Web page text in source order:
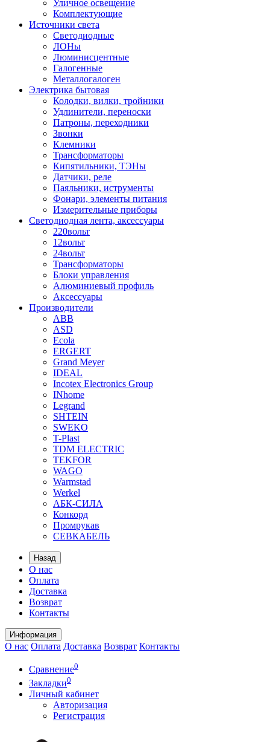
Уличное освещение
Комплектующие
Источники света
Светодиодные
ЛОНы
Люминисцентные
Галогенные
Металлогалоген
Электрика бытовая
Колодки, вилки, тройники
Удлинители, переноски
Патроны, переходники
Звонки
Клемники
Трансформаторы
Кипятильники, ТЭНы
Датчики, реле
Паяльники, иструменты
Фонари, элементы питания
Измерительные приборы
Светодиодная лента, аксессуары
220вольт
12вольт
24вольт
Трансформаторы
Блоки управления
Алюминиевый профиль
Аксессуары
Производители
ABB
ASD
Ecola
ERGERT
Grand Meyer
IDEAL
Incotex Electronics Group
INhome
Legrand
SHTEIN
SWEKO
T-Plast
TDM ELECTRIC
TEKFOR
WAGO
Warmstad
Werkel
АБК-СИЛА
Конкорд
Промрукав
СЕВКАБЕЛЬ
Назад
О нас
Оплата
Доставка
Возврат
Контакты
Информация
О нас Оплата Доставка Возврат Контакты
Сравнение0
Закладки0
Личный кабинет
Авторизация
Регистрация